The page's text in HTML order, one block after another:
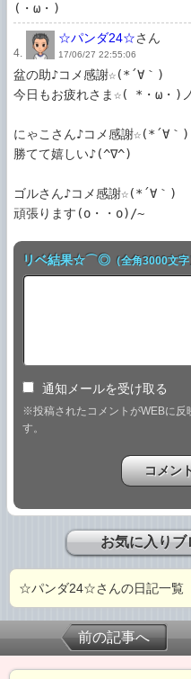
(・ω・)
4.
☆パンダ24☆さん
17/06/27 22:55:06
盆の助♪コメ感謝☆(*´∀｀)
今日もお疲れさま☆( *・ω・)ノ
にゃこさん♪コメ感謝☆(*´∀｀)
勝てて嬉しい♪(^∇^)
ゴルさん♪コメ感謝☆(*´∀｀)
リベ結果☆⌒◎ （全角3000文字
通知メールを受け取る
※投稿されたコメントがWEBに反
す。
お気に入りブ
☆パンダ24☆さんの日記一覧
前の記事へ